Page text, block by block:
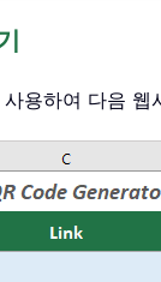
용하여 다음 웹